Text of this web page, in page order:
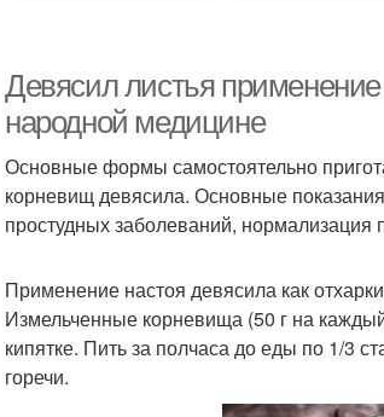
Девясил листья
народной медицине
Основные формы самостоятельно
корневищ девясила. Основные
простудных заболеваний, нормализация
Применение настоя девясила как
Измельченные корневища (50 г на
кипятке. Пить за полчаса до еды по 1/3
горечи.